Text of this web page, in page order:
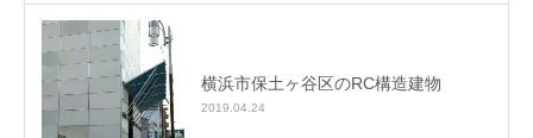
横浜市保土ヶ谷区のRC構造建物
2019.04.24